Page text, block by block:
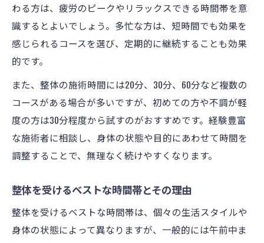
わる方は、疲労のピークやリラックスできる時間帯を意
識するとよいでしょう。多忙な方は、短時間でも効果を
感じられるコースを選び、定期的に継続することも効果
的です。
また、整体の施術時間には20分、30分、60分など複数の
コースがある場合が多いですが、初めての方や不調が軽
度の方は30分程度から試すのがおすすめです。経験豊富
な施術者に相談し、身体の状態や目的にあわせて時間を
調整することで、無理なく続けやすくなります。
整体を受けるベストな時間帯とその理由
整体を受けるベストな時間帯は、個々の生活スタイルや
身体の状態によって異なりますが、一般的には午前中ま